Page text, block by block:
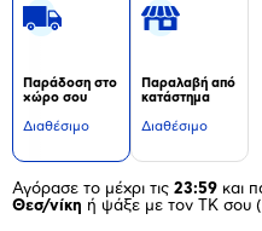
Παράδοση στο
χώρο σου
Διαθέσιμο
Παραλαβή από
κατάστημα
Διαθέσιμο
Αγόρασε το μέχρι τις 23:59 και
Θεσ/νίκη ή ψάξε με τον ΤΚ σου (